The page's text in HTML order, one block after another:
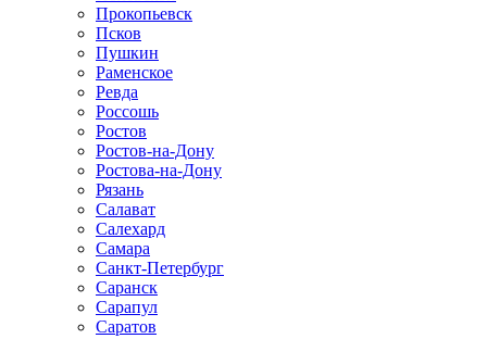
Прокопьевск
Псков
Пушкин
Раменское
Ревда
Россошь
Ростов
Ростов-на-Дону
Ростова-на-Дону
Рязань
Салават
Салехард
Самара
Санкт-Петербург
Саранск
Сарапул
Саратов